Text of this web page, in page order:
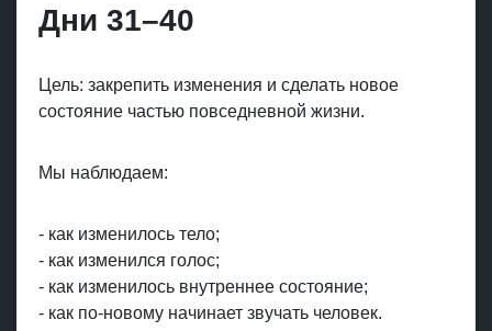
Дни 31–40
Цель: закрепить изменения и сделать новое
состояние частью повседневной жизни.
Мы наблюдаем:
- как изменилось тело;
- как изменился голос;
- как изменилось внутреннее состояние;
- как по-новому начинает звучать человек.